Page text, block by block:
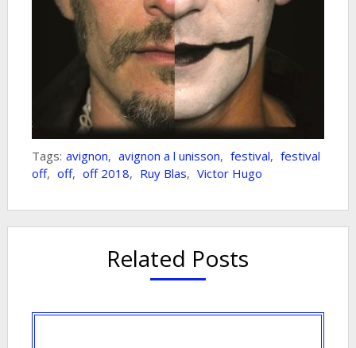
Tags: avignon, avignon a l unisson, festival, festival
off, off, off 2018, Ruy Blas, Victor Hugo
Related Posts